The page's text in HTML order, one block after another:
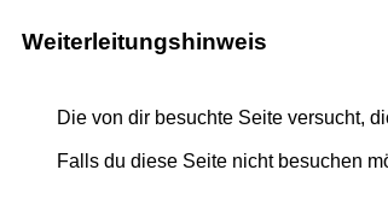
Weiterleitungshinweis
Die von dir besuchte Seite versucht,
Falls du diese Seite nicht besuchen